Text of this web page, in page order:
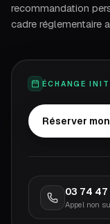
recommandation
cadre réglementaire
ÉCHANGE
Réserver
03 74 47
Appel non